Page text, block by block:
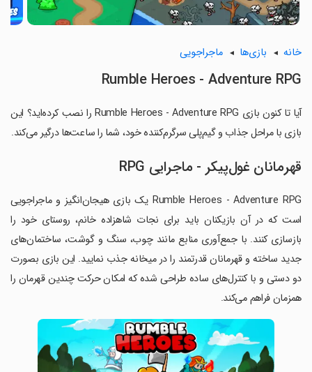
خانه بازی‌ها ماجراجویی
Rumble Heroes - Adventure RPG
آیا تا کنون بازی Rumble Heroes - Adventure RPG را نصب کرده‌اید؟ این
بازی با مراحل جذاب و گیم‌پلی سرگرم‌کننده خود، شما را ساعت‌ها درگیر می‌کند.
قهرمانان غول‌پیکر - ماجرایی RPG
Rumble Heroes - Adventure RPG یک بازی هیجان‌انگیز و ماجراجویی
است که در آن بازیکنان باید برای نجات شاهزاده خانم، روستای خود را
بازسازی کنند. با جمع‌آوری منابع مانند چوب، سنگ و گوشت، ساختمان‌های
جدید ساخته و قهرمانان قدرتمند را در میخانه جذب نمایید. این بازی بصورت
دو دستی و با کنترل‌های ساده طراحی شده که امکان حرکت چندین قهرمان را
همزمان فراهم می‌کند.